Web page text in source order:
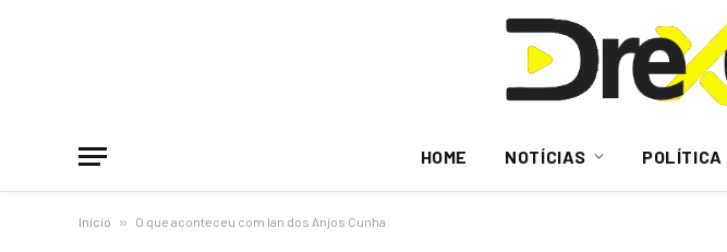
HOME NOTÍCIAS POLÍTICA
Início » O que aconteceu com Ian dos Anjos Cunha